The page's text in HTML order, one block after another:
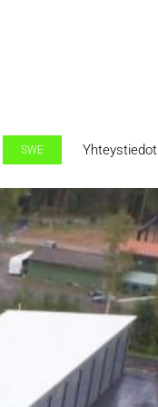
SWE Yhteystiedot